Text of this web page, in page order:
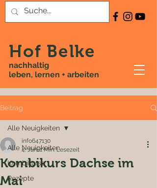
Hof Belke
nachhaltig
leben, lernen + arbeiten
Beitrag
Alle Neuigkeiten
Kombikurse
Rezepte
Alle Neuigkeiten
Kombikurs Dachse im
Mai
info647130
4. Juni1 Min. Lesezeit